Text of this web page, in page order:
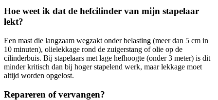
Hoe weet ik dat de hefcilinder van mijn stapelaar
lekt?
Een mast die langzaam wegzakt onder belasting (meer dan 5 cm in
10 minuten), olielekkage rond de zuigerstang of olie op de
cilinderbuis. Bij stapelaars met lage hefhoogte (onder 3 meter) is dit
minder kritisch dan bij hoger stapelend werk, maar lekkage moet
altijd worden opgelost.
Repareren of vervangen?